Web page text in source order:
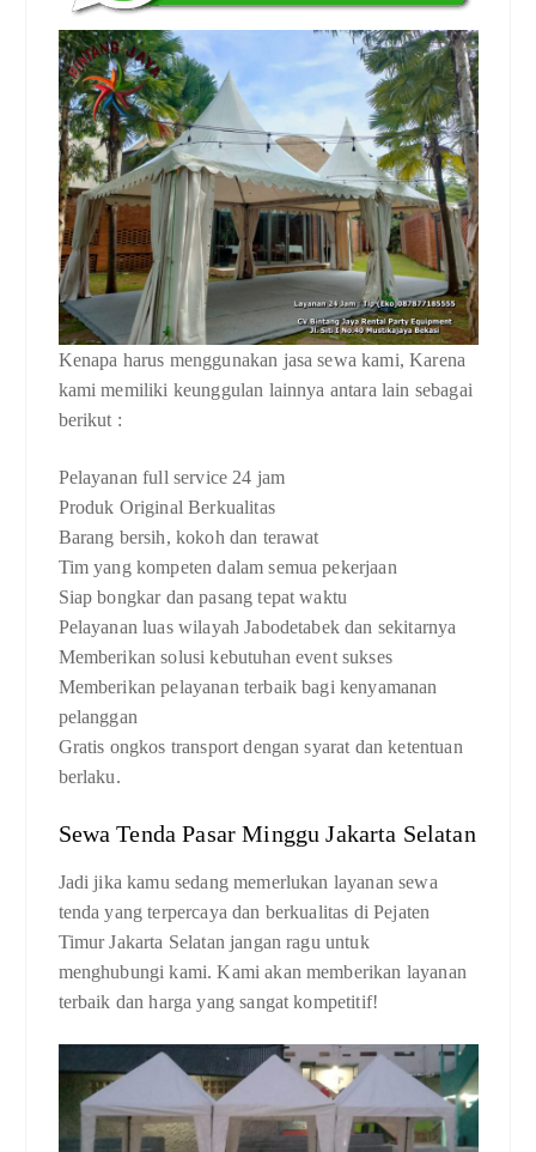
Kenapa harus menggunakan jasa sewa kami, Karena
kami memiliki keunggulan lainnya antara lain sebagai
berikut :
Pelayanan full service 24 jam
Produk Original Berkualitas
Barang bersih, kokoh dan terawat
Tim yang kompeten dalam semua pekerjaan
Siap bongkar dan pasang tepat waktu
Pelayanan luas wilayah Jabodetabek dan sekitarnya
Memberikan solusi kebutuhan event sukses
Memberikan pelayanan terbaik bagi kenyamanan
pelanggan
Gratis ongkos transport dengan syarat dan ketentuan
berlaku.
Sewa Tenda Pasar Minggu Jakarta Selatan
Jadi jika kamu sedang memerlukan layanan sewa
tenda yang terpercaya dan berkualitas di Pejaten
Timur Jakarta Selatan jangan ragu untuk
menghubungi kami. Kami akan memberikan layanan
terbaik dan harga yang sangat kompetitif!